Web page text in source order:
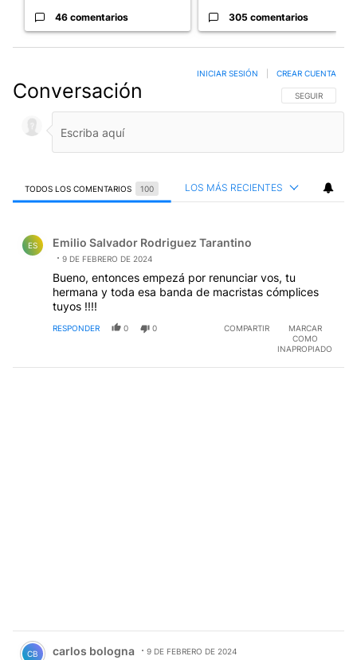
46 comentarios 305 comentarios
Conversación SIGA ESTA
SEGUIR
INICIAR SESIÓN CREAR CUENTA
TODOS LOS COMENTARIOS 100 LOS MÁS RECIENTES
ES Emilio Salvador Rodriguez Tarantino
9 DE FEBRERO DE 2024
Bueno, entonces empezá por renunciar vos, tu
hermana y toda esa banda de macristas cómplices
tuyos !!!!
RESPONDER 0 0 COMPARTIR
MARCAR
COMO
INAPROPIADO
Comentario de carlos bologna.
CB carlos bologna 9 DE FEBRERO DE 2024